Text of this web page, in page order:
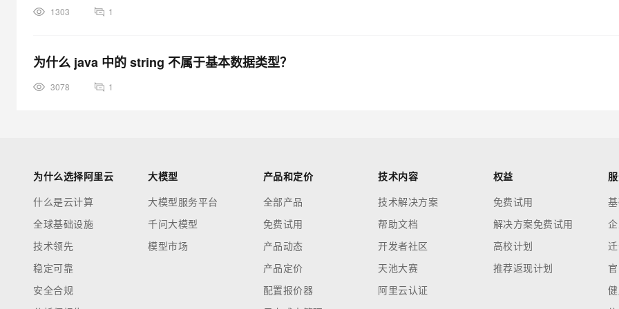
1303 1
为什么 java 中的 string 不属于基本数据类型？
3078 1
为什么选择阿里云
什么是云计算
全球基础设施
技术领先
稳定可靠
安全合规
大模型
大模型服务平台
千问大模型
模型市场
产品和定价
全部产品
免费试用
产品动态
产品定价
配置报价器
技术内容
技术解决方案
帮助文档
开发者社区
天池大赛
阿里云认证
权益
免费试用
解决方案免费试用
高校计划
推荐返现计划